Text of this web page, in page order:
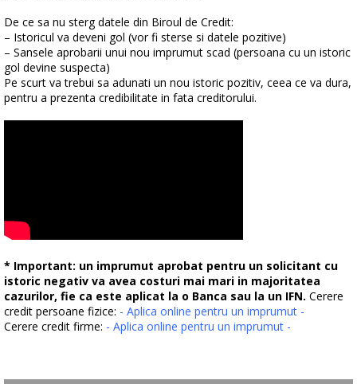
De ce sa nu sterg datele din Biroul de Credit:
– Istoricul va deveni gol (vor fi sterse si datele pozitive)
– Sansele aprobarii unui nou imprumut scad (persoana cu un istoric
gol devine suspecta)
Pe scurt va trebui sa adunati un nou istoric pozitiv, ceea ce va dura,
pentru a prezenta credibilitate in fata creditorului.
* Important: un imprumut aprobat pentru un solicitant cu
istoric negativ va avea costuri mai mari in majoritatea
cazurilor, fie ca este aplicat la o Banca sau la un IFN. Cerere
credit persoane fizice: - Aplica online pentru un imprumut -
Cerere credit firme: - Aplica online pentru un imprumut -